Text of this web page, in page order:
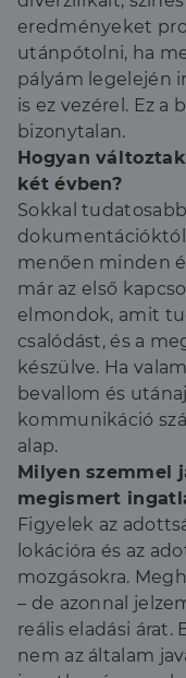
eredményeket
utánpótolni, ha
pályám legelején
is ez vezérel. Ez a
bizonytalan.
Hogyan
két évben?
Sokkal
menően minden
már az első
elmondok, amit
csalódást, és a
készülve. Ha
bevallom és
kommunikáció
alap.
Milyen szemmel
megismert
Figyelek az
lokációra és az
mozgásokra.
– de azonnal
reális eladási árat.
nem az általam